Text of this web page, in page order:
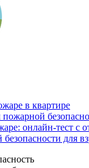
в квартире
онлайн-тест с
для